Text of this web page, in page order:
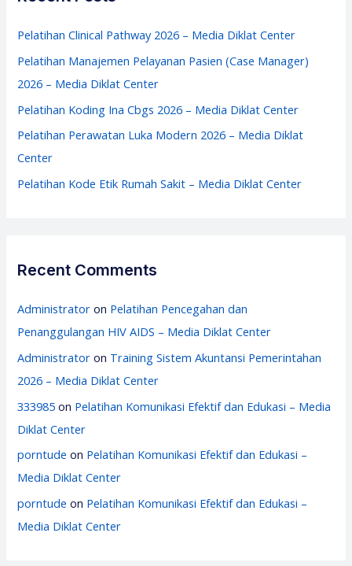
f
o
r
Pelatihan Clinical Pathway 2026 – Media Diklat Center
Pelatihan Manajemen Pelayanan Pasien (Case Manager)
2026 – Media Diklat Center
Pelatihan Koding Ina Cbgs 2026 – Media Diklat Center
Pelatihan Perawatan Luka Modern 2026 – Media Diklat
Center
Pelatihan Kode Etik Rumah Sakit – Media Diklat Center
Recent Comments
Administrator on Pelatihan Pencegahan dan
Penanggulangan HIV AIDS – Media Diklat Center
Administrator on Training Sistem Akuntansi Pemerintahan
2026 – Media Diklat Center
333985 on Pelatihan Komunikasi Efektif dan Edukasi – Media
Diklat Center
porntude on Pelatihan Komunikasi Efektif dan Edukasi –
Media Diklat Center
porntude on Pelatihan Komunikasi Efektif dan Edukasi –
Media Diklat Center